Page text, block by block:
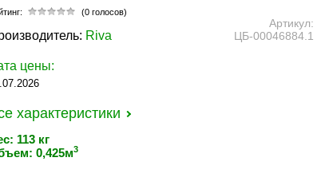
Артикул:
ЦБ-00046884.1
(0 голосов)
Riva
цены:
характеристики
113 кг
0,425м3